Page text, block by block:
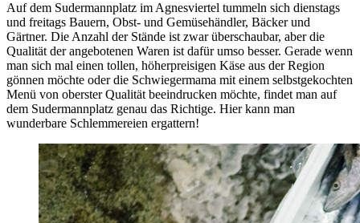
Auf dem Sudermannplatz im Agnesviertel tummeln sich dienstags
und freitags Bauern, Obst- und Gemüsehändler, Bäcker und
Gärtner. Die Anzahl der Stände ist zwar überschaubar, aber die
Qualität der angebotenen Waren ist dafür umso besser. Gerade wenn
man sich mal einen tollen, höherpreisigen Käse aus der Region
gönnen möchte oder die Schwiegermama mit einem selbstgekochten
Menü von oberster Qualität beeindrucken möchte, findet man auf
dem Sudermannplatz genau das Richtige. Hier kann man
wunderbare Schlemmereien ergattern!